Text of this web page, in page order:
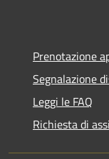
Prenotazione
Segnalazione
Leggi le FAQ
Richiesta di